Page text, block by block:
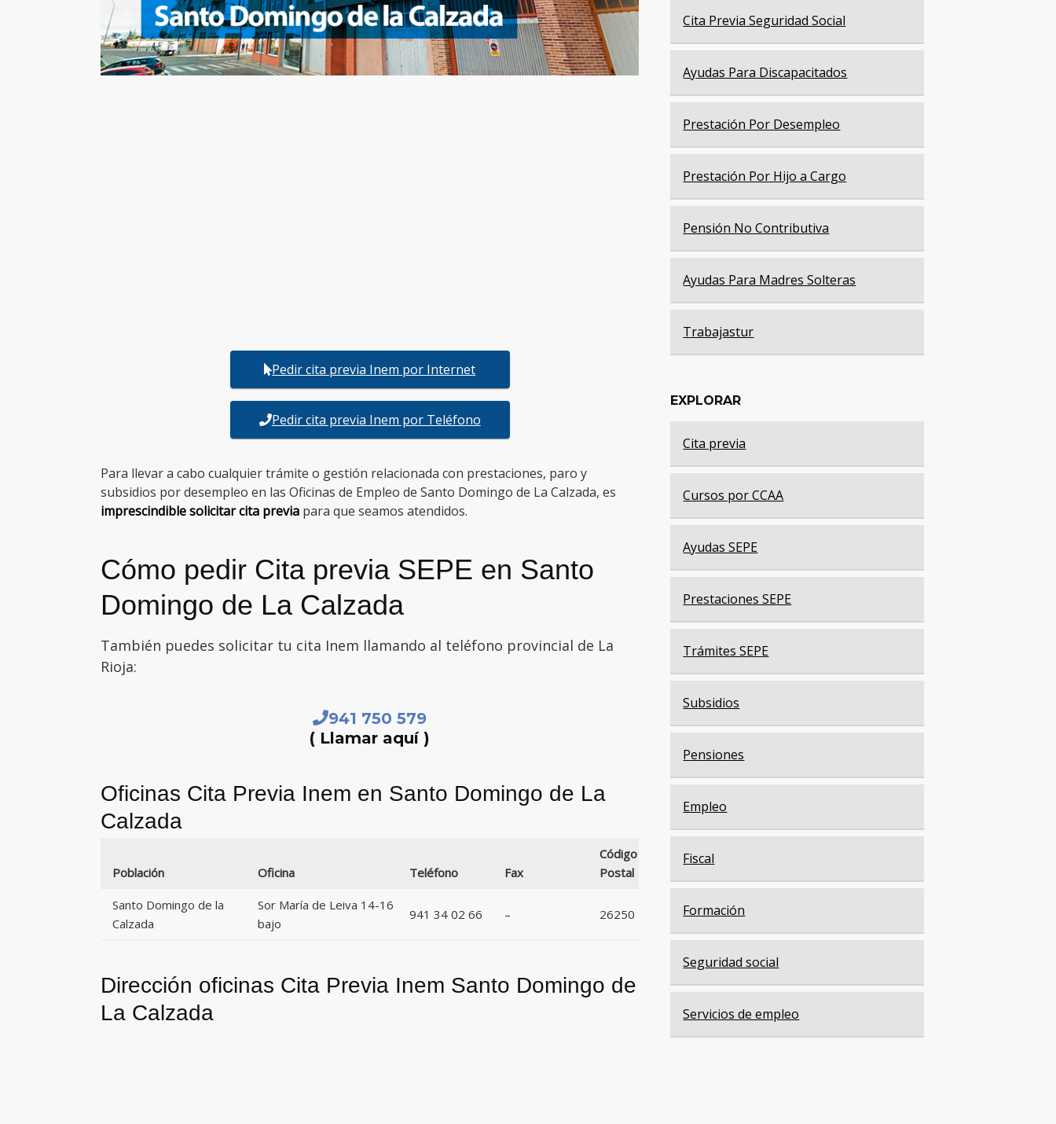
Pedir cita previa Inem por Internet
Pedir cita previa Inem por Teléfono
Para llevar a cabo cualquier trámite o gestión relacionada con prestaciones, paro y
subsidios por desempleo en las Oficinas de Empleo de Santo Domingo de La Calzada, es
imprescindible solicitar cita previa para que seamos atendidos.
Cómo pedir Cita previa SEPE en Santo
Domingo de La Calzada
También puedes solicitar tu cita Inem llamando al teléfono provincial de La
Rioja:
941 750 579
( Llamar aquí )
Oficinas Cita Previa Inem en Santo Domingo de La
Calzada
Población Oficina Teléfono Fax
Código
Postal
Santo Domingo de la
Calzada
Sor María de Leiva 14-16
bajo
941 34 02 66 – 26250
Dirección oficinas Cita Previa Inem Santo Domingo de
La Calzada
Cita Previa Seguridad Social
Ayudas Para Discapacitados
Prestación Por Desempleo
Prestación Por Hijo a Cargo
Pensión No Contributiva
Ayudas Para Madres Solteras
Trabajastur
EXPLORAR
Cita previa
Cursos por CCAA
Ayudas SEPE
Prestaciones SEPE
Trámites SEPE
Subsidios
Pensiones
Empleo
Fiscal
Formación
Seguridad social
Servicios de empleo